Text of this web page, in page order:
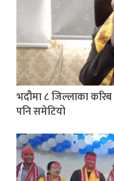
भदौमा ८ जिल्लाका
पनि समेटियो